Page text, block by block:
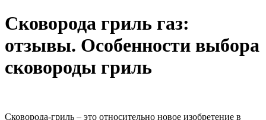
Сковорода гриль газ:
отзывы. Особенности выбора
сковороды гриль
Сковорода-гриль – это относительно новое изобретение в